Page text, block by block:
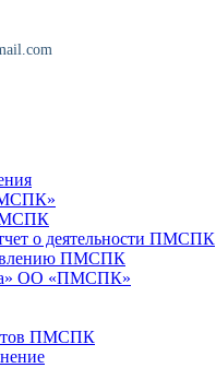
о деятельности ПМСПК
ПМСПК
ОО «ПМСПК»
ПМСПК